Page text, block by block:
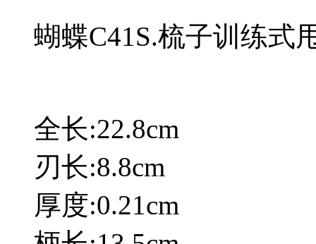
蝴蝶C41S.梳子训练式
全长:22.8cm
刃长:8.8cm
厚度:0.21cm